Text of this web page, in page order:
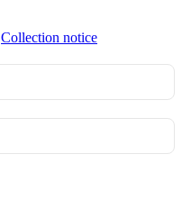
Collection notice